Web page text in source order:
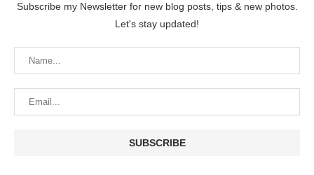
Subscribe my Newsletter for new blog posts, tips & new photos.
Let's stay updated!